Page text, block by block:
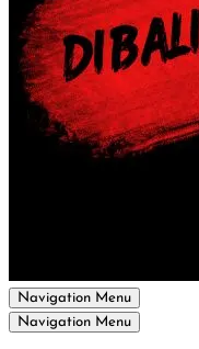
Navigation Menu
Navigation Menu